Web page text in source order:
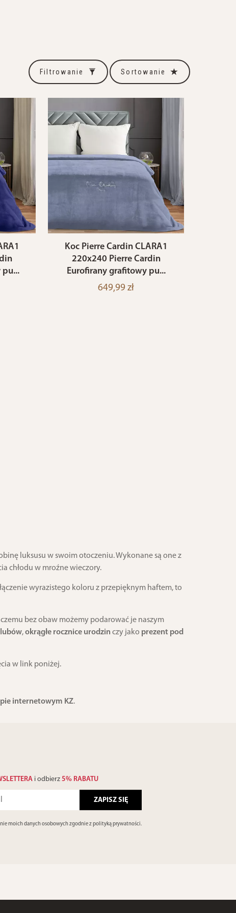
Filtrowanie Sortowanie
pu...
Koc Pierre Cardin CLARA1
220x240 Pierre Cardin
Eurofirany grafitowy pu...
649,99 zł
luksusu w swoim otoczeniu. Wykonane są one z
chłodu w mroźne wieczory.
wyrazistego koloru z przepięknym haftem, to
bez obaw możemy podarować je naszym
,okrągłe rocznice urodzin czy jako prezent pod
w link poniżej.
internetowym KZ.
i odbierz 5% RABATU
moich danych osobowych zgodnie zpolityką prywatności.